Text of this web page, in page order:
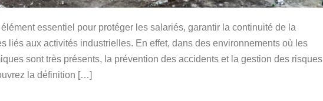
essentiel pour protéger les salariés, garantir la continuité de la
liés aux activités industrielles. En effet, dans des environnements où les
sont très présents, la prévention des accidents et la gestion des risques
la définition […]